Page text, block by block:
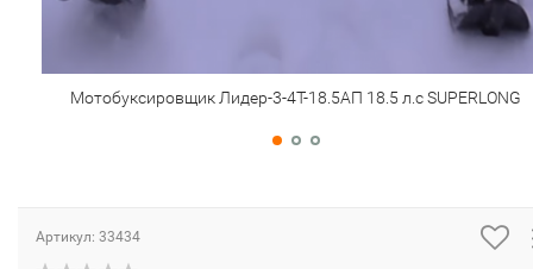
Мотобуксировщик Лидер-3-4Т-18.5АП 18.5 л.с SUPERLONG
Артикул: 33434